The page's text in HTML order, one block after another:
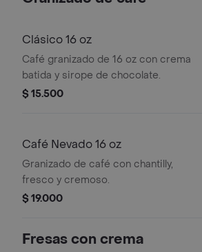
Clásico 16 oz
Café granizado de 16 oz con crema
batida y sirope de chocolate.
$ 15.500
Café Nevado 16 oz
Granizado de café con chantilly,
fresco y cremoso.
$ 19.000
Fresas con crema